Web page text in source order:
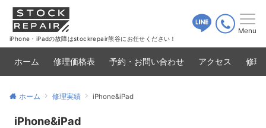
iPhone・iPadの故障はstockrepair熊谷にお任せください！
Menu
ホーム 修理価格表 予約・お問い合わせ アクセス 修理
ホーム 修理実績 iPhone&iPad
iPhone&iPad